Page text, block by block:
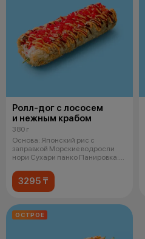
Ролл-дог с лососем
и нежным крабом
380 г
Основа: Японский рис с
заправкой Морские водросли
нори Сухари панко Панировка:
3295 ₸
ОСТРОЕ